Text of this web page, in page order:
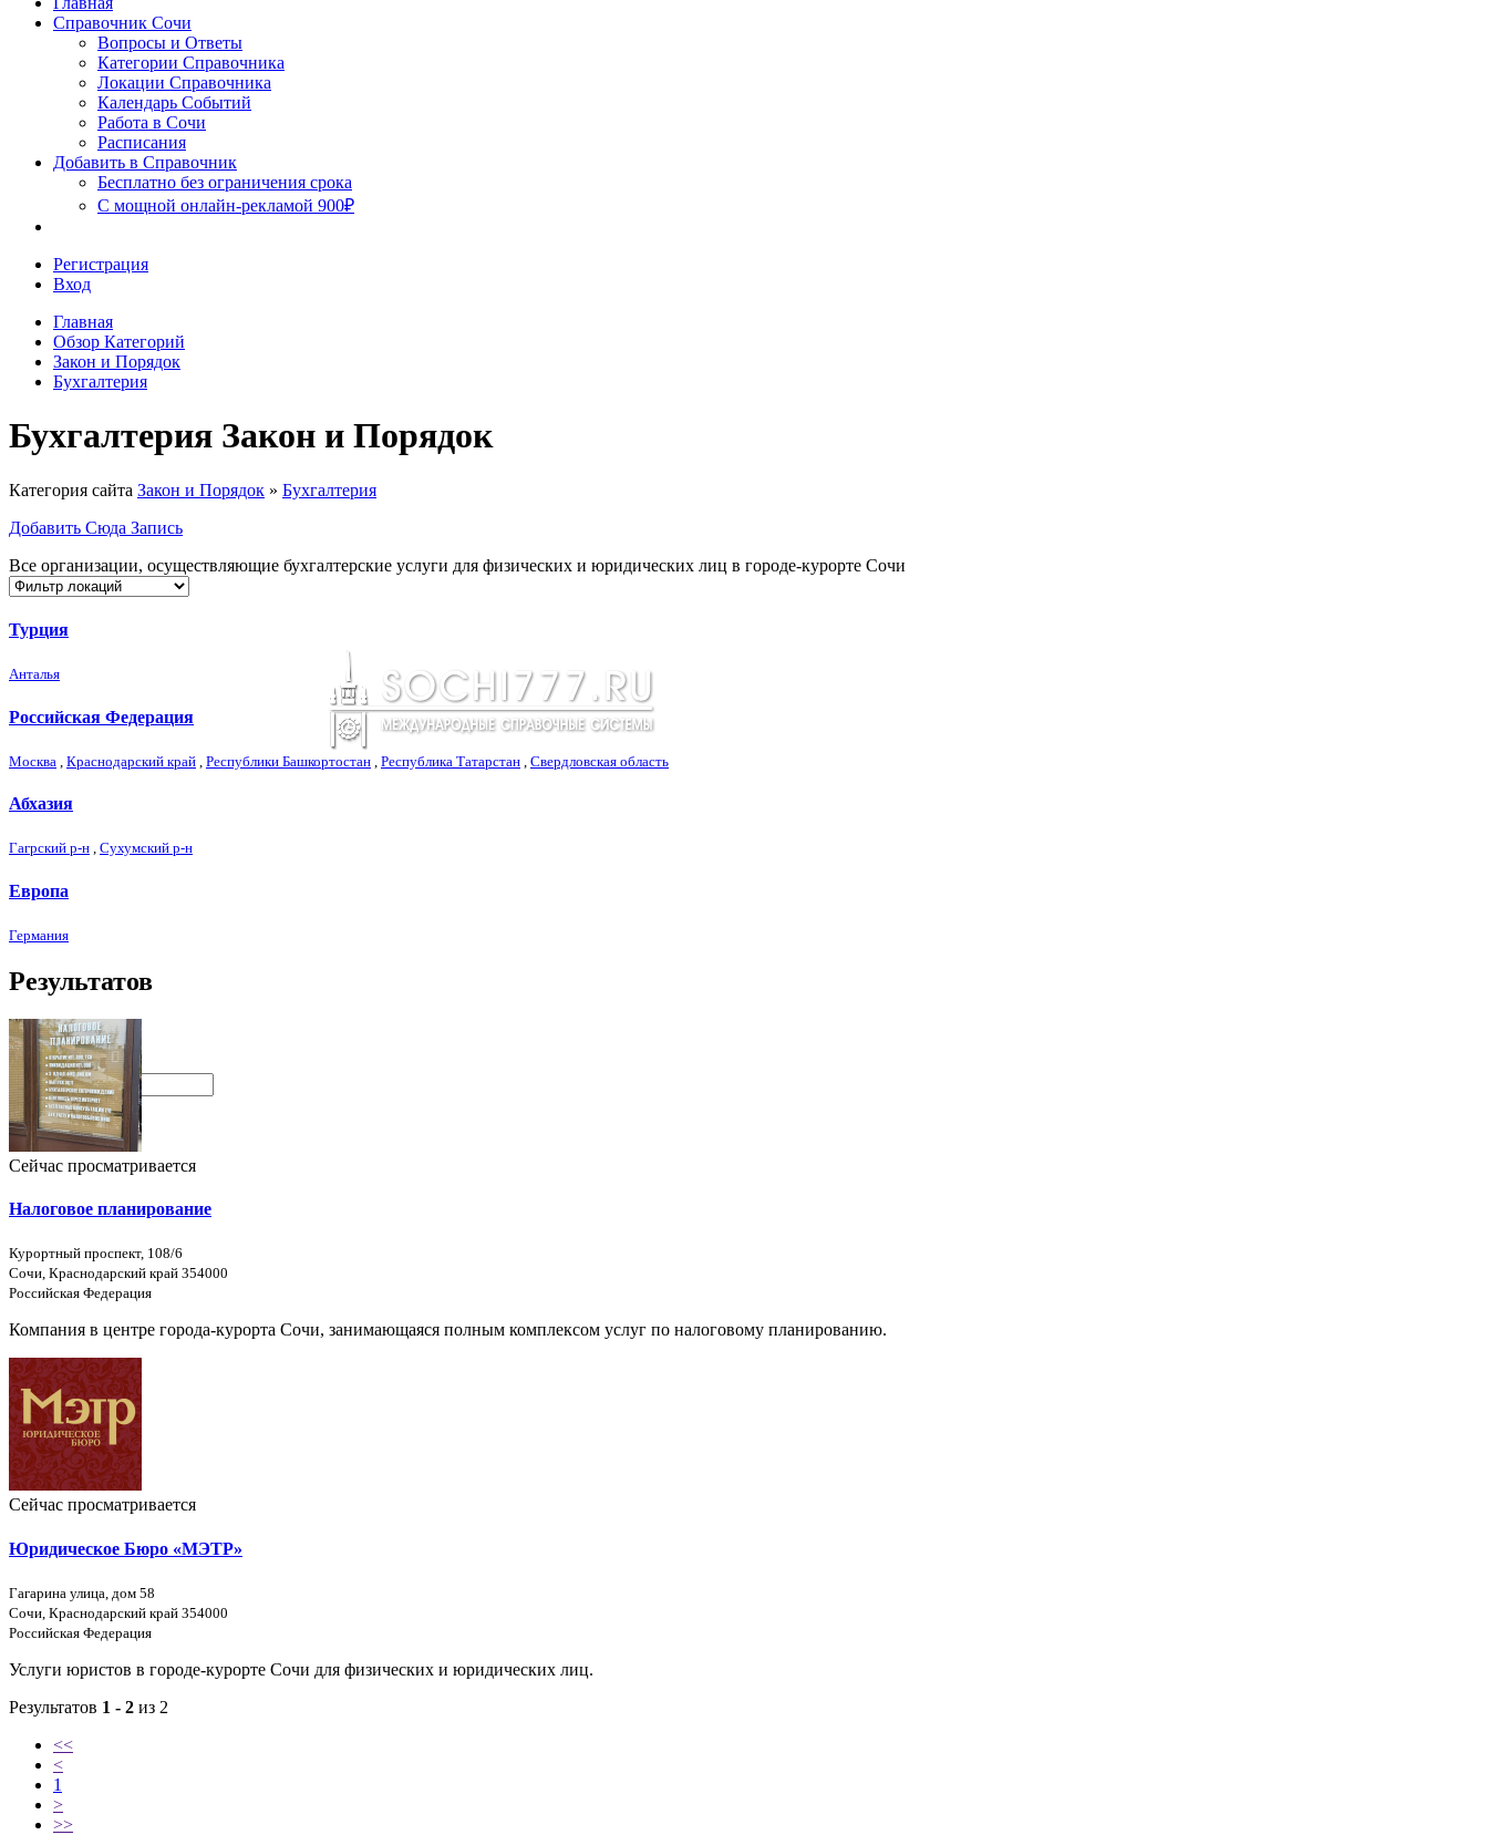
Сочи
Поиск
Справочник Сочи
Вопросы и Ответы
Категории Справочника
Локации Справочника
Календарь Событий
Работа в Сочи
Расписания
Добавить в Справочник
Бесплатно без ограничения срока
С мощной онлайн-рекламой 900₽
Регистрация
Вход
Главная
Обзор Категорий
Закон и Порядок
Бухгалтерия
Бухгалтерия Закон и Порядок
Категория сайта Закон и Порядок » Бухгалтерия
Добавить Сюда Запись
Все организации, осуществляющие бухгалтерские услуги для физических и юридических лиц в городе-курорте Сочи
Турция
Анталья
Российская Федерация
Москва Краснодарский край Республики Башкортостан Республика Татарстан Свердловская область
Абхазия
Гагрский р-н , Сухумский р-н
Европа
Германия
Результатов
Сейчас просматривается
Налоговое планирование
Курортный проспект, 108/6
Сочи, Краснодарский край 354000
Российская Федерация
Компания в центре города-курорта Сочи, занимающаяся полным комплексом услуг по налоговому планированию.
Сейчас просматривается
Юридическое Бюро «МЭТР»
Гагарина улица, дом 58
Сочи, Краснодарский край 354000
Российская Федерация
Услуги юристов в городе-курорте Сочи для физических и юридических лиц.
Результатов 1 - 2 из 2
<<
<
1
>
>>